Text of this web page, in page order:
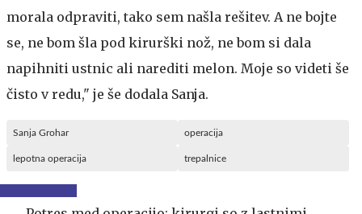
morala odpraviti, tako sem našla rešitev. A ne bojte
se, ne bom šla pod kirurški nož, ne bom si dala
napihniti ustnic ali narediti melon. Moje so videti še
čisto v redu," je še dodala Sanja.
Sanja Grohar operacija
lepotna operacija trepalnice